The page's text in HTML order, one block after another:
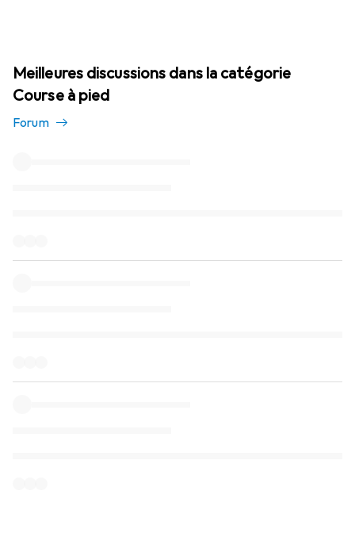
Meilleures discussions dans la catégorie
Course à pied
Forum